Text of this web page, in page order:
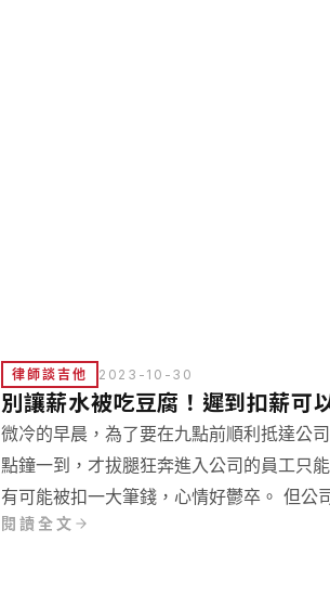
律師談吉他 2023-10-30
別讓薪水被吃豆腐！遲到扣薪可
微冷的早晨，為了要在九點前順利抵達公
點鐘一到，才拔腿狂奔進入公司的員工只
有可能被扣一大筆錢，心情好鬱卒。 但公
閱讀全文